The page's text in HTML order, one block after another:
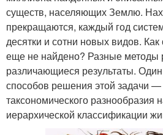
существ, населяющих Землю.
прекращаются, каждый год
десятки и сотни новых видов. Как
еще не найдено? Разные методы
различающиеся результаты.
способов решения этой задачи —
таксономического разнообразия
иерархической классификации